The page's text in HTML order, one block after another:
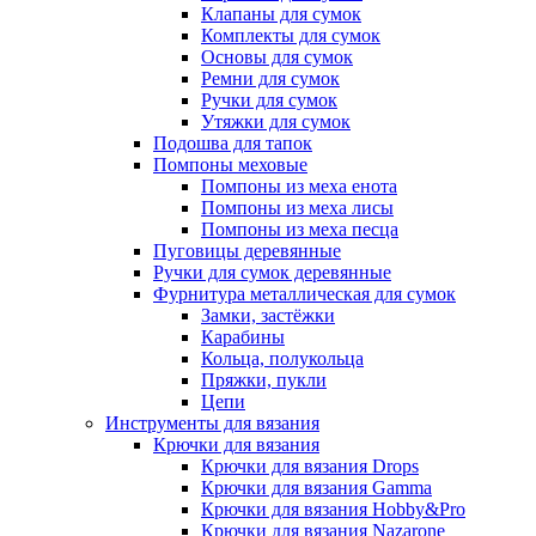
Клапаны для сумок
Комплекты для сумок
Основы для сумок
Ремни для сумок
Ручки для сумок
Утяжки для сумок
Подошва для тапок
Помпоны меховые
Помпоны из меха енота
Помпоны из меха лисы
Помпоны из меха песца
Пуговицы деревянные
Ручки для сумок деревянные
Фурнитура металлическая для сумок
Замки, застёжки
Карабины
Кольца, полукольца
Пряжки, пукли
Цепи
Инструменты для вязания
Крючки для вязания
Крючки для вязания Drops
Крючки для вязания Gamma
Крючки для вязания Hobby&Pro
Крючки для вязания Nazarone